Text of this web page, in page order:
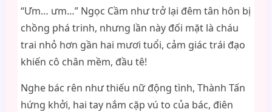
“Ưm… ưm…” Ngọc Cầm như trở lại đêm tân hôn bị
chồng phá trinh, nhưng lần này đối mặt là cháu
trai nhỏ hơn gần hai mươi tuổi, cảm giác trái đạo
khiến cô chân mềm, đầu tê!
Nghe bác rên như thiếu nữ động tình, Thành Tấn
hứng khởi, hai tay nắm cặp vú to của bác, điên